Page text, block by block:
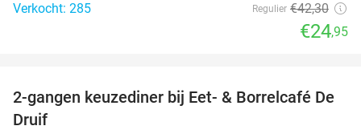
Verkocht: 285 Regulier €42,30
€24,95
37%
2-gangen keuzediner bij Eet- & Borrelcafé De
Druif